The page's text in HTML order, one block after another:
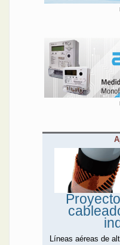
Líneas aéreas de